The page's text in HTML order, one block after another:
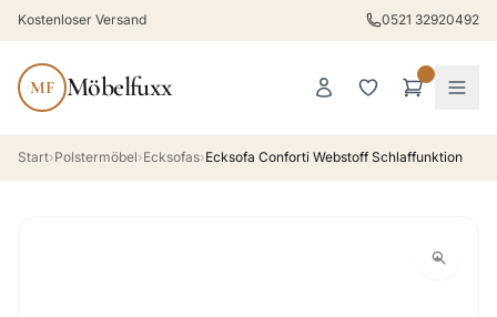
Kostenloser Versand 0521 32920492
MF Möbelfuxx
Start›Polstermöbel›Ecksofas›Ecksofa Conforti Webstoff Schlaffunktion